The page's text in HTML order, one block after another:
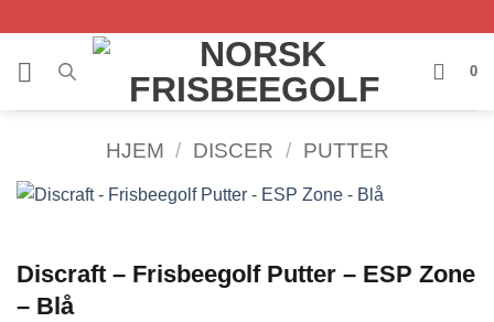
content
0
HJEM / DISCER / PUTTER
Discraft – Frisbeegolf Putter – ESP Zone
– Blå